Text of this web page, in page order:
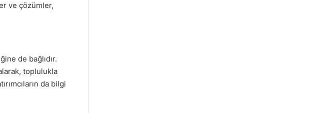
ve çözümler,
de bağlıdır.
toplulukla
da bilgi